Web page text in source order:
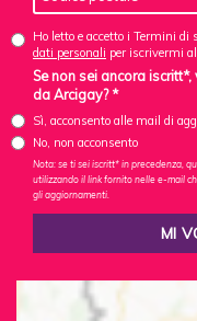
Ho letto e accetto i Termini di
dati personali per iscrivermi
Se non sei ancora
da Arcigay? *
Sì, acconsento alle mail di
No, non acconsento
Nota: se ti sei iscritt* in precedenza,
utilizzando il link fornito nelle e-mail
gli aggiornamenti.